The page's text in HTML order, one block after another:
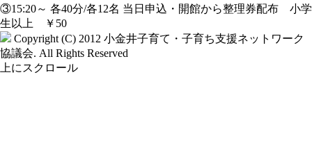
③15:20～ 各40分/各12名 当日申込・開館から整理券配布 小学
生以上 ￥50
Copyright (C) 2012 小金井子育て・子育ち支援ネットワーク
協議会. All Rights Reserved
上にスクロール